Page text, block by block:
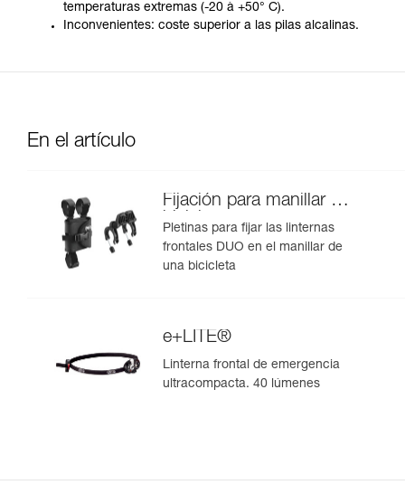
temperaturas extremas (-20 à +50° C).
Inconvenientes: coste superior a las pilas alcalinas.
En el artículo
Fijación para manillar de
bicicleta
Pletinas para fijar las linternas
frontales DUO en el manillar de
una bicicleta
e+LITE®
Linterna frontal de emergencia
ultracompacta. 40 lúmenes